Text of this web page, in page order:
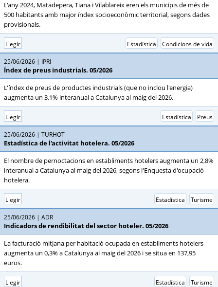
L'any 2024, Matadepera, Tiana i Vilablareix eren els municipis de més de
500 habitants amb major índex socioeconòmic territorial, segons dades
provisionals.
Llegir Condicions de vida
Estadística
25/06/2026 IPRI
Índex de preus industrials. 05/2026
L'índex de preus de productes industrials (que no inclou l'energia)
augmenta un 3,1% interanual a Catalunya al maig del 2026.
Llegir Preus
Estadística
25/06/2026 TURHOT
Estadística de l'activitat hotelera. 05/2026
El nombre de pernoctacions en establiments hotelers augmenta un 2,8%
interanual a Catalunya al maig del 2026, segons l'Enquesta d'ocupació
hotelera.
Llegir Turisme
Estadística
25/06/2026 ADR
Indicadors de rendibilitat del sector hoteler. 05/2026
La facturació mitjana per habitació ocupada en establiments hotelers
augmenta un 0,3% a Catalunya al maig del 2026 i se situa en 137,95
euros.
Llegir Turisme
Estadística